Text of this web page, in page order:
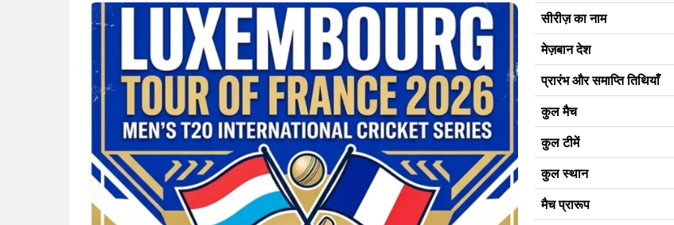
सीरीज़ का नाम
मेज़बान देश
प्रारंभ और समाप्ति तिथियाँ
कुल मैच
कुल टीमें
कुल स्थान
मैच प्रारूप